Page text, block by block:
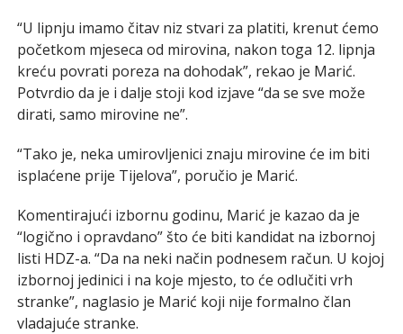
“U lipnju imamo čitav niz stvari za platiti, krenut ćemo
početkom mjeseca od mirovina, nakon toga 12. lipnja
kreću povrati poreza na dohodak”, rekao je Marić.
Potvrdio da je i dalje stoji kod izjave “da se sve može
dirati, samo mirovine ne”.
“Tako je, neka umirovljenici znaju mirovine će im biti
isplaćene prije Tijelova”, poručio je Marić.
Komentirajući izbornu godinu, Marić je kazao da je
“logično i opravdano” što će biti kandidat na izbornoj
listi HDZ-a. “Da na neki način podnesem račun. U kojoj
izbornoj jedinici i na koje mjesto, to će odlučiti vrh
stranke”, naglasio je Marić koji nije formalno član
vladajuće stranke.